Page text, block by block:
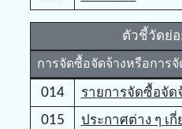
ตัวชี้วัดย่อ
การจัดซื้อจัดจ้างหรือการ
014 รายการจัดซื้อจัด
015
ประกาศต่าง ๆ เ